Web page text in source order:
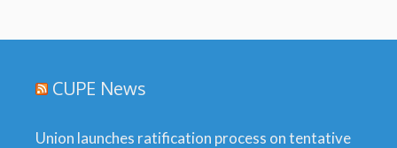
CUPE News
Union launches ratification process on tentative